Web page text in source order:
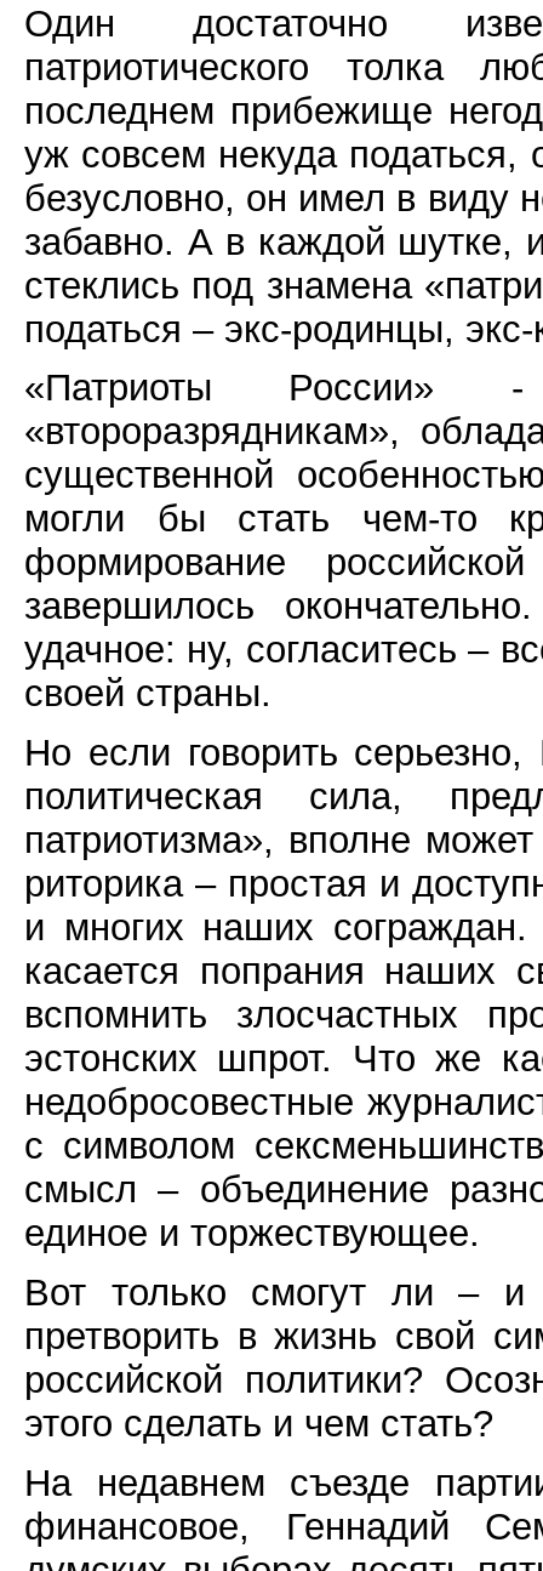
Один достаточно
патриотического толка
последнем прибежище
уж совсем некуда податься,
безусловно, он имел в виду
забавно. А в каждой шутке,
стеклись под знамена
податься – экс-родинцы,
«Патриоты России» -
«второразрядникам»,
существенной
могли бы стать чем-то
формирование
завершилось
удачное: ну, согласитесь –
своей страны.
Но если говорить
политическая сила,
патриотизма», вполне
риторика – простая и
и многих наших
касается попрания наших
вспомнить злосчастных
эстонских шпрот. Что же
недобросовестные
с символом
смысл – объединение
единое и торжествующее.
Вот только смогут ли – и
претворить в жизнь свой
российской политики?
этого сделать и чем стать?
На недавнем съезде
финансовое, Геннадий